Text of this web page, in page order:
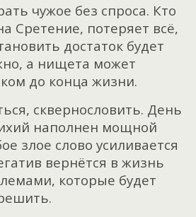
чужое без спроса. Кто
Сретение, потеряет всё,
достаток будет
а нищета может
до конца жизни.
сквернословить. День
наполнен мощной
злое слово усиливается
вернётся в жизнь
которые будет